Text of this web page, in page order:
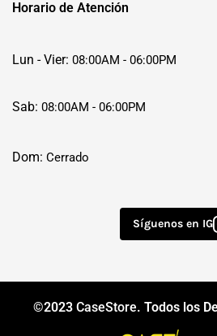
Horario de Atención
Lun - Vier: 08:00AM - 06:00PM
Sab: 08:00AM - 06:00PM
Dom: Cerrado
Síguenos en IG
©2023 CaseStore. Todos los